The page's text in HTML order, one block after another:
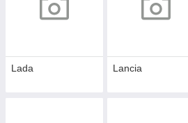
Lada Lancia